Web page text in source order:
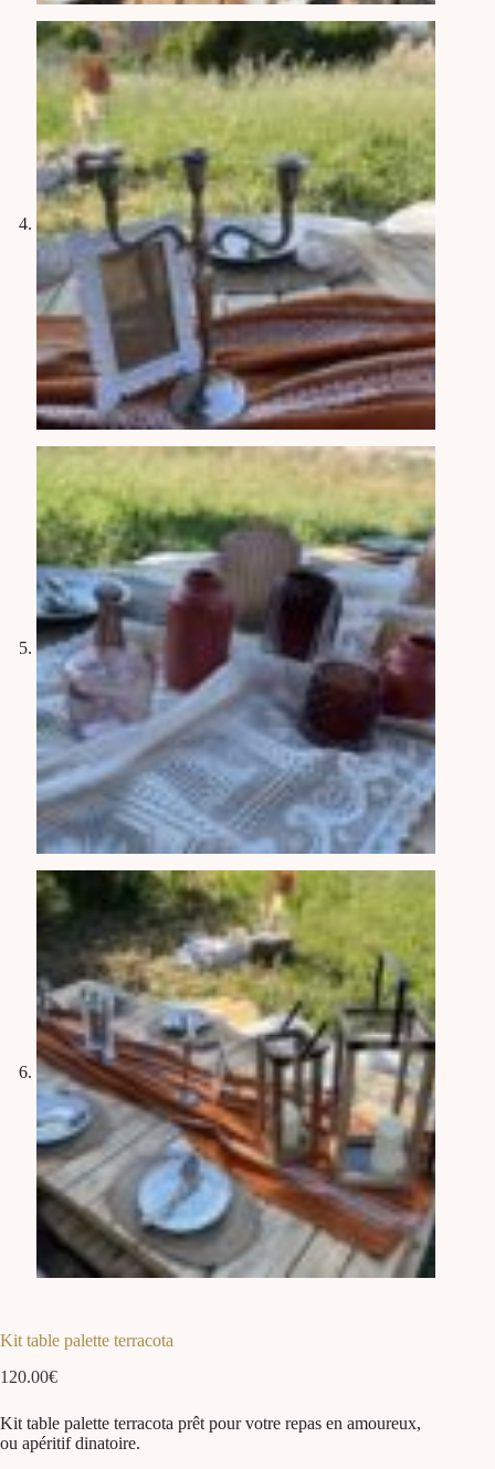
Kit table palette terracota
120.00€
Kit table palette terracota prêt pour votre repas en amoureux,
ou apéritif dinatoire.